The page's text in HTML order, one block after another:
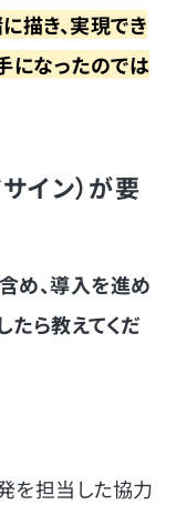
描き、実現でき
になったのでは
イン）が要
め、導入を進め
たら教えてくだ
を担当した協力